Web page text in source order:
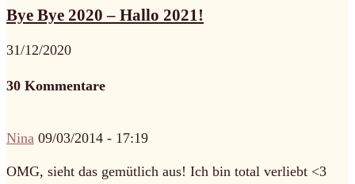
Bye Bye 2020 – Hallo 2021!
31/12/2020
30 Kommentare
Nina 09/03/2014 - 17:19
OMG, sieht das gemütlich aus! Ich bin total verliebt <3